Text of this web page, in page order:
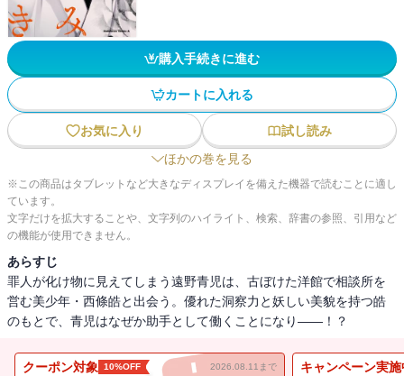
購入手続きに進む
カートに入れる
お気に入り
試し読み
ほかの巻を見る
※この商品はタブレットなど大きなディスプレイを備えた機器で読むことに適し
ています。
文字だけを拡大することや、文字列のハイライト、検索、辞書の参照、引用など
の機能が使用できません。
あらすじ
罪人が化け物に見えてしまう遠野青児は、古ぼけた洋館で相談所を
営む美少年・西條皓と出会う。優れた洞察力と妖しい美貌を持つ皓
のもとで、青児はなぜか助手として働くことになり――！？
クーポン対象 10%OFF 2026.08.11まで キャンペーン実施